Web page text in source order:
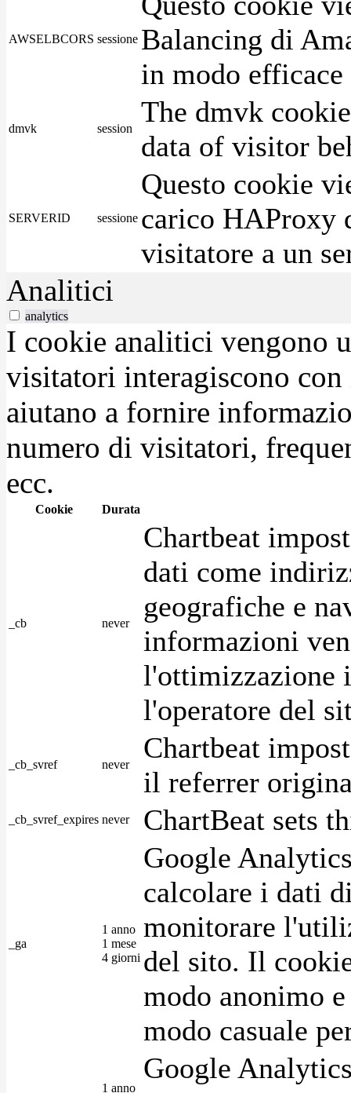
AWSELBCORS sessione Balancing di
in modo
dmvk session
The dmvk
data of visitor
SERVERID sessione
Questo cookie
carico HAProxy
visitatore a un
Analitici
analytics
I cookie analitici vengono
visitatori interagiscono
aiutano a fornire
numero di visitatori,
ecc.
Cookie Durata
_cb never
Chartbeat
dati come
geografiche e
informazioni
l'ottimizzazione
l'operatore del
_cb_svref never
Chartbeat
il referrer
_cb_svref_expires never ChartBeat sets
_ga
1 anno
1 mese
4 giorni
Google
calcolare i dati
monitorare
del sito. Il
modo anonimo
modo casuale
1 anno
Google